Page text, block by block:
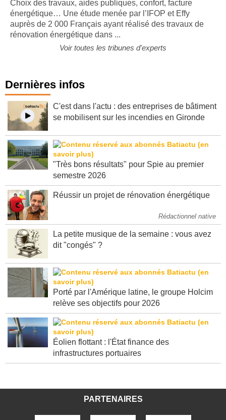
Choix des travaux, aides publiques, confort, facture
énergétique… Une étude menée par l’IFOP et Effy
auprès de 2 000 Français ayant réalisé des travaux de
Dernières infos
C'est dans l'actu : des entreprises de bâtiment
"Très bons résultats" pour Spie au premier
Rédactionnel native
La petite musique de la semaine : vous avez
Porté par l'Amérique latine, le groupe Holcim
Éolien flottant : l'État finance des